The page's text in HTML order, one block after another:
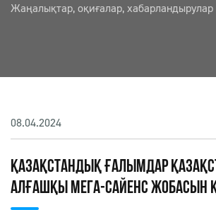
Жаңалықтар, оқиғалар, хабарландырулар
08.04.2024
ҚАЗАҚСТАНДЫҚ ҒАЛЫМДАР
АЛҒАШҚЫ МЕГА-САЙЕНС ЖОБАСЫН